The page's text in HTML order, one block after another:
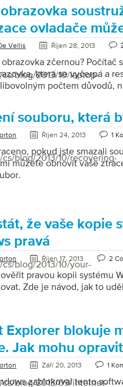
nezahrnuje všechny
mohou přicházet s
rozhodnou pravidelně
běhu ve špičce. Nejčastěji
problém, který nelze […]
blog/2013/10/laptop-
ovladače
Vellis Říjen 28, 2013
obrazovka zčernou? Počítač
která se vyčerpá a
počtem důvodů,
souvislost s grafickým
Grafický ovladač je
Ovladač je obvykle
počítače, nikoli výrobcem
systému. Pokud
blog/2013/10/recovering-
souboru, která
Říjen 24, 2013 1
pokud jste smazali
můžete obnovit vaše
blog/2013/10/your-
že vaše kopie
pravá
Říjen 17, 2013 2
pravou kopii systému
Zde je návod, jak to
blog/2013/09/internet-
Explorer blokuje
Jak mohu
Září 20, 2013 1
zablokoval tento